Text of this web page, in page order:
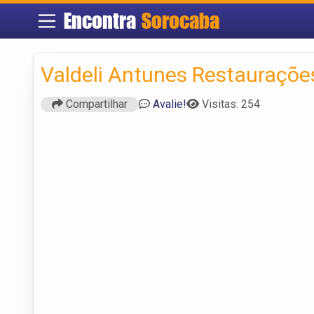
Encontra Sorocaba
Valdeli Antunes
Compartilhar Avalie! Visitas: 254